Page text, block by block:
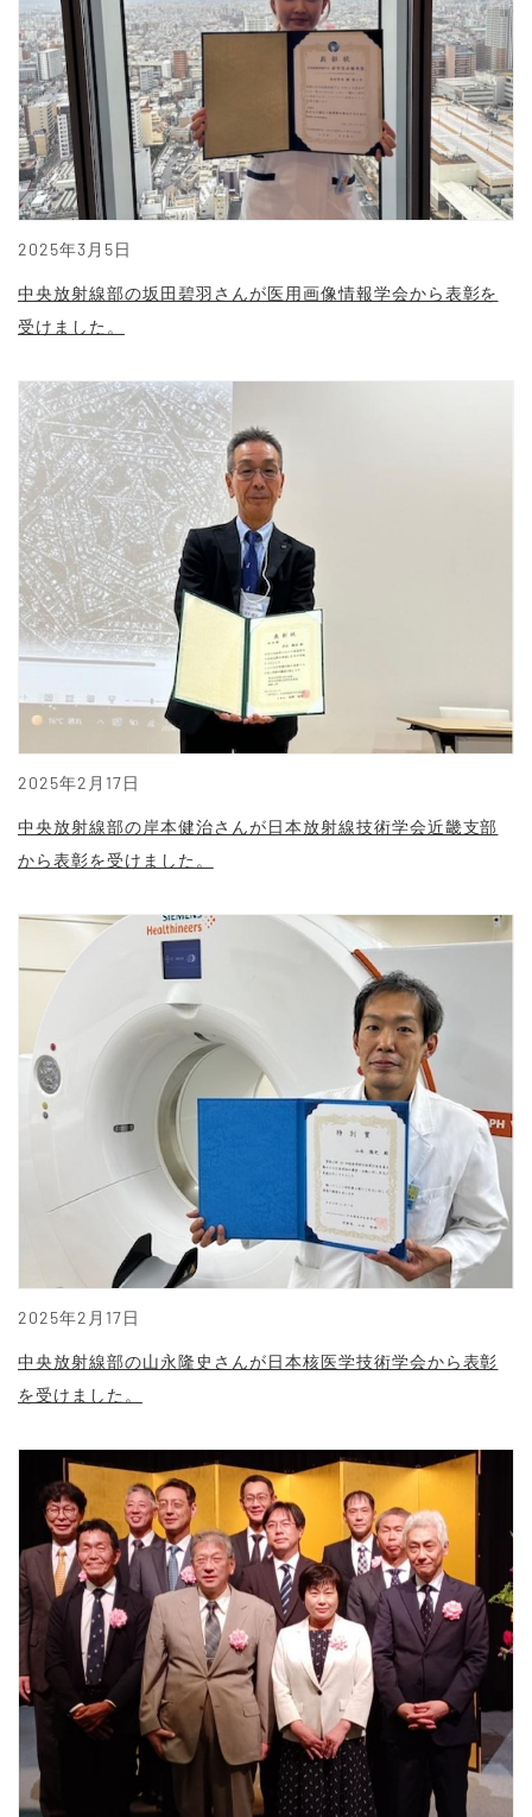
2025年3月5日
中央放射線部の坂田碧羽さんが医用画像情報学会から表彰を
受けました。
2025年2月17日
中央放射線部の岸本健治さんが日本放射線技術学会近畿支部
から表彰を受けました。
2025年2月17日
中央放射線部の山永隆史さんが日本核医学技術学会から表彰
を受けました。